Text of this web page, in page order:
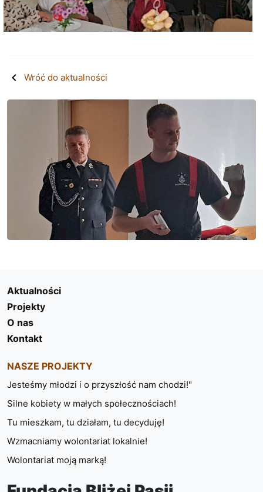
Wróć do aktualności
Aktualności
Projekty
O nas
Kontakt
NASZE PROJEKTY
Jesteśmy młodzi i o przyszłość nam chodzi!"
Silne kobiety w małych społecznościach!
Tu mieszkam, tu działam, tu decyduję!
Wzmacniamy wolontariat lokalnie!
Wolontariat moją marką!